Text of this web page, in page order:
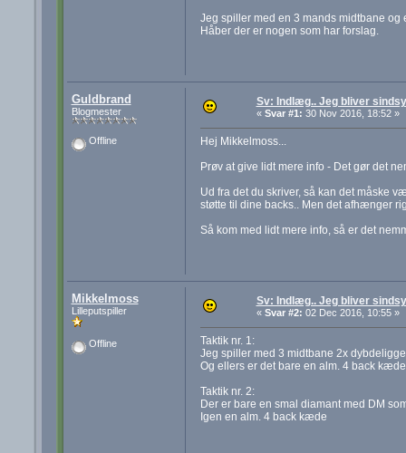
Jeg spiller med en 3 mands midtbane
Håber der er nogen som har forslag.
Guldbrand
Blogmester
Offline
Sv: Indlæg.. Jeg bliver
« Svar #1: 30 Nov 2016, 18:52 »
Hej Mikkelmoss...
Prøv at give lidt mere info - Det gør det
Ud fra det du skriver, så kan det måske
støtte til dine backs.. Men det afhænger
Så kom med lidt mere info, så er det
Mikkelmoss
Lilleputspiller
Offline
Sv: Indlæg.. Jeg bliver
« Svar #2: 02 Dec 2016, 10:55 »
Taktik nr. 1:
Jeg spiller med 3 midtbane 2x
Og ellers er det bare en alm. 4 back
Taktik nr. 2:
Der er bare en smal diamant med DM
Igen en alm. 4 back kæde